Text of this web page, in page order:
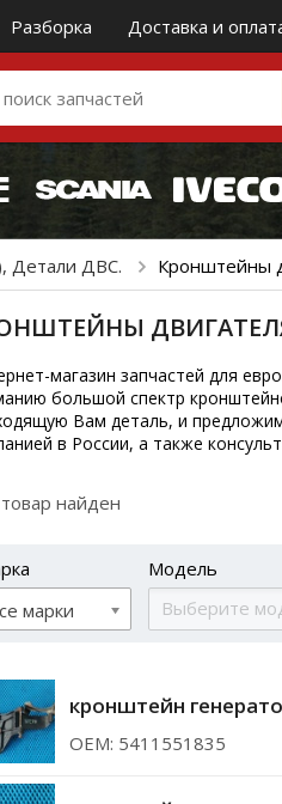
Разборка Доставка и
Детали ДВС. Кронштейны
магазин запчастей для
большой спектр
Вам деталь, и
в России, а также
найден
марки
Модель
кронштейн
ОЕМ: 5411551835